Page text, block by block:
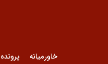
خاورمیانه